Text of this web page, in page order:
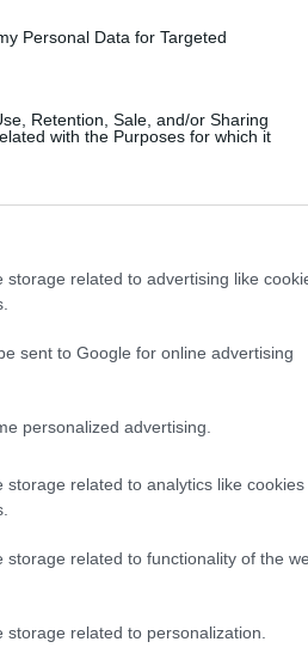
Personal Data for Targeted
Retention, Sale, and/or Sharing
with the Purposes for which it
related to advertising like
sent to Google for online advertising
personalized advertising.
related to analytics like cookies
storage related to functionality of the
related to personalization.
y privado y en 2030 en el 3%
de coalición, se logró
presupuestos recibidos por su
de forma progresiva, hasta
que el año que más
alcanzará los objetivos
de la UE
tal velocidad en los